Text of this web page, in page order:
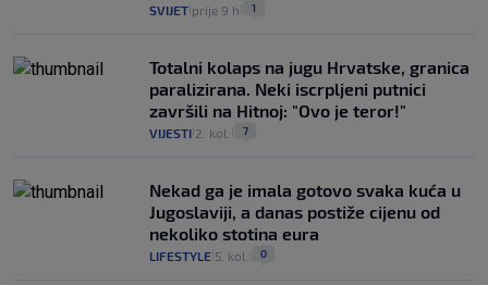
SVIJET prije 9 h 1
Totalni kolaps na jugu Hrvatske, granica
paralizirana. Neki iscrpljeni putnici
završili na Hitnoj: "Ovo je teror!"
VIJESTI 2. kol. 7
Nekad ga je imala gotovo svaka kuća u
Jugoslaviji, a danas postiže cijenu od
nekoliko stotina eura
LIFESTYLE 5. kol. 0